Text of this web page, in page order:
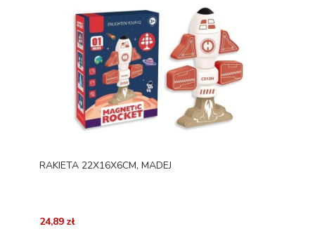
RAKIETA 22X16X6CM, MADEJ
24,89 zł